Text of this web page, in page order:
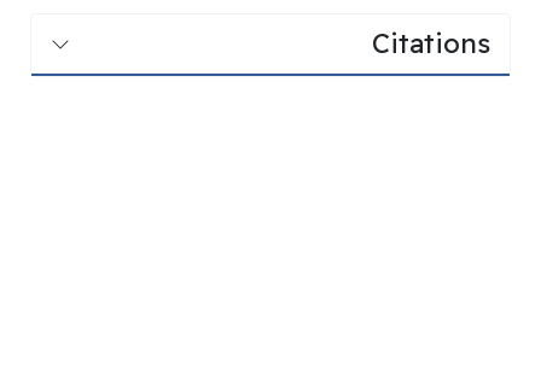
Citations